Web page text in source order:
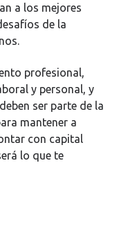
a los mejores
de la
profesional,
y personal, y
ser parte de la
mantener a
con capital
lo que te